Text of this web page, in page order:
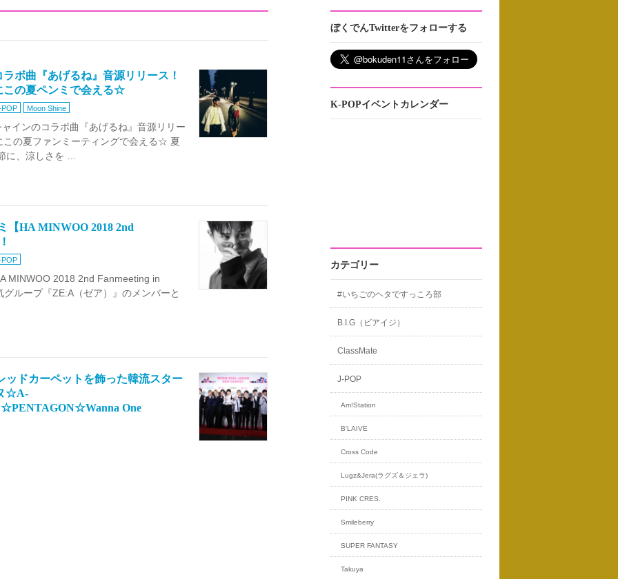
ボ曲『あげるね』音源リリース！
この夏ペンミで会える☆
POP Moon Shine
インのコラボ曲『あげるね』音源リリー
この夏ファンミーティングで会える☆ 夏
に、涼しさを …
【HA MINWOO 2018 2nd
POP
MINWOO 2018 2nd Fanmeeting in
ループ『ZE:A（ゼア）』のメンバーと
ッドカーペットを飾った韓流スター
☆A-
One
ぼくでんTwitterをフォローする
K-POPイベントカレンダー
カテゴリー
#いちごのヘタですっころ部
B.I.G（ビアイジ）
ClassMate
J-POP
Am!Station
B'LAIVE
Cross Code
Lugz&Jera(ラグズ＆ジェラ)
PINK CRES.
Smileberry
SUPER FANTASY
Takuya